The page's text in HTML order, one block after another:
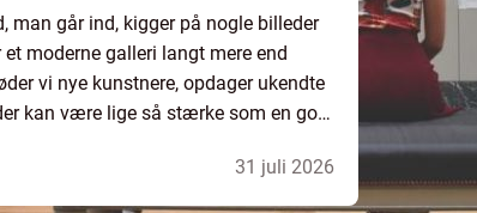
man går ind, kigger på nogle billeder
moderne galleri langt mere end
vi nye kunstnere, opdager ukendte
kan være lige så stærke som en god
31 juli 2026